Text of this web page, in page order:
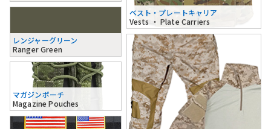
レンジャーグリーン
Ranger Green
ベスト・プレートキャリア
Vests ・ Plate Carriers
マガジンポーチ
Magazine Pouches